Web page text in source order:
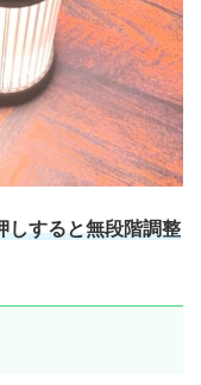
しすると無段階調整